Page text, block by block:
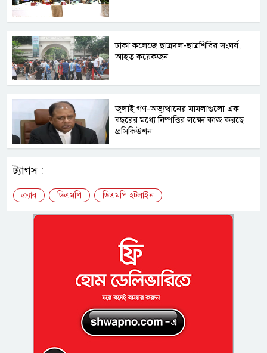
ঢাকা কলেজে ছাত্রদল-ছাত্রশিবির সংঘর্ষ,
আহত কয়েকজন
জুলাই গণ-অভ্যুত্থানের মামলাগুলো এক
বছরের মধ্যে নিষ্পত্তির লক্ষ্যে কাজ করছে
প্রসিকিউশন
ট্যাগস :
ক্র্যাব ডিএমপি ডিএমপি হটলাইন